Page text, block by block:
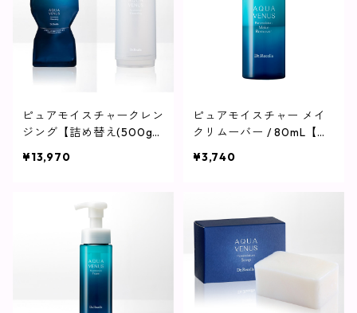
ピュアモイスチャークレン
ジング【詰め替え(500g)
¥13,970
ピュアモイスチャー メイ
クリムーバー / 80mL【リ
¥3,740